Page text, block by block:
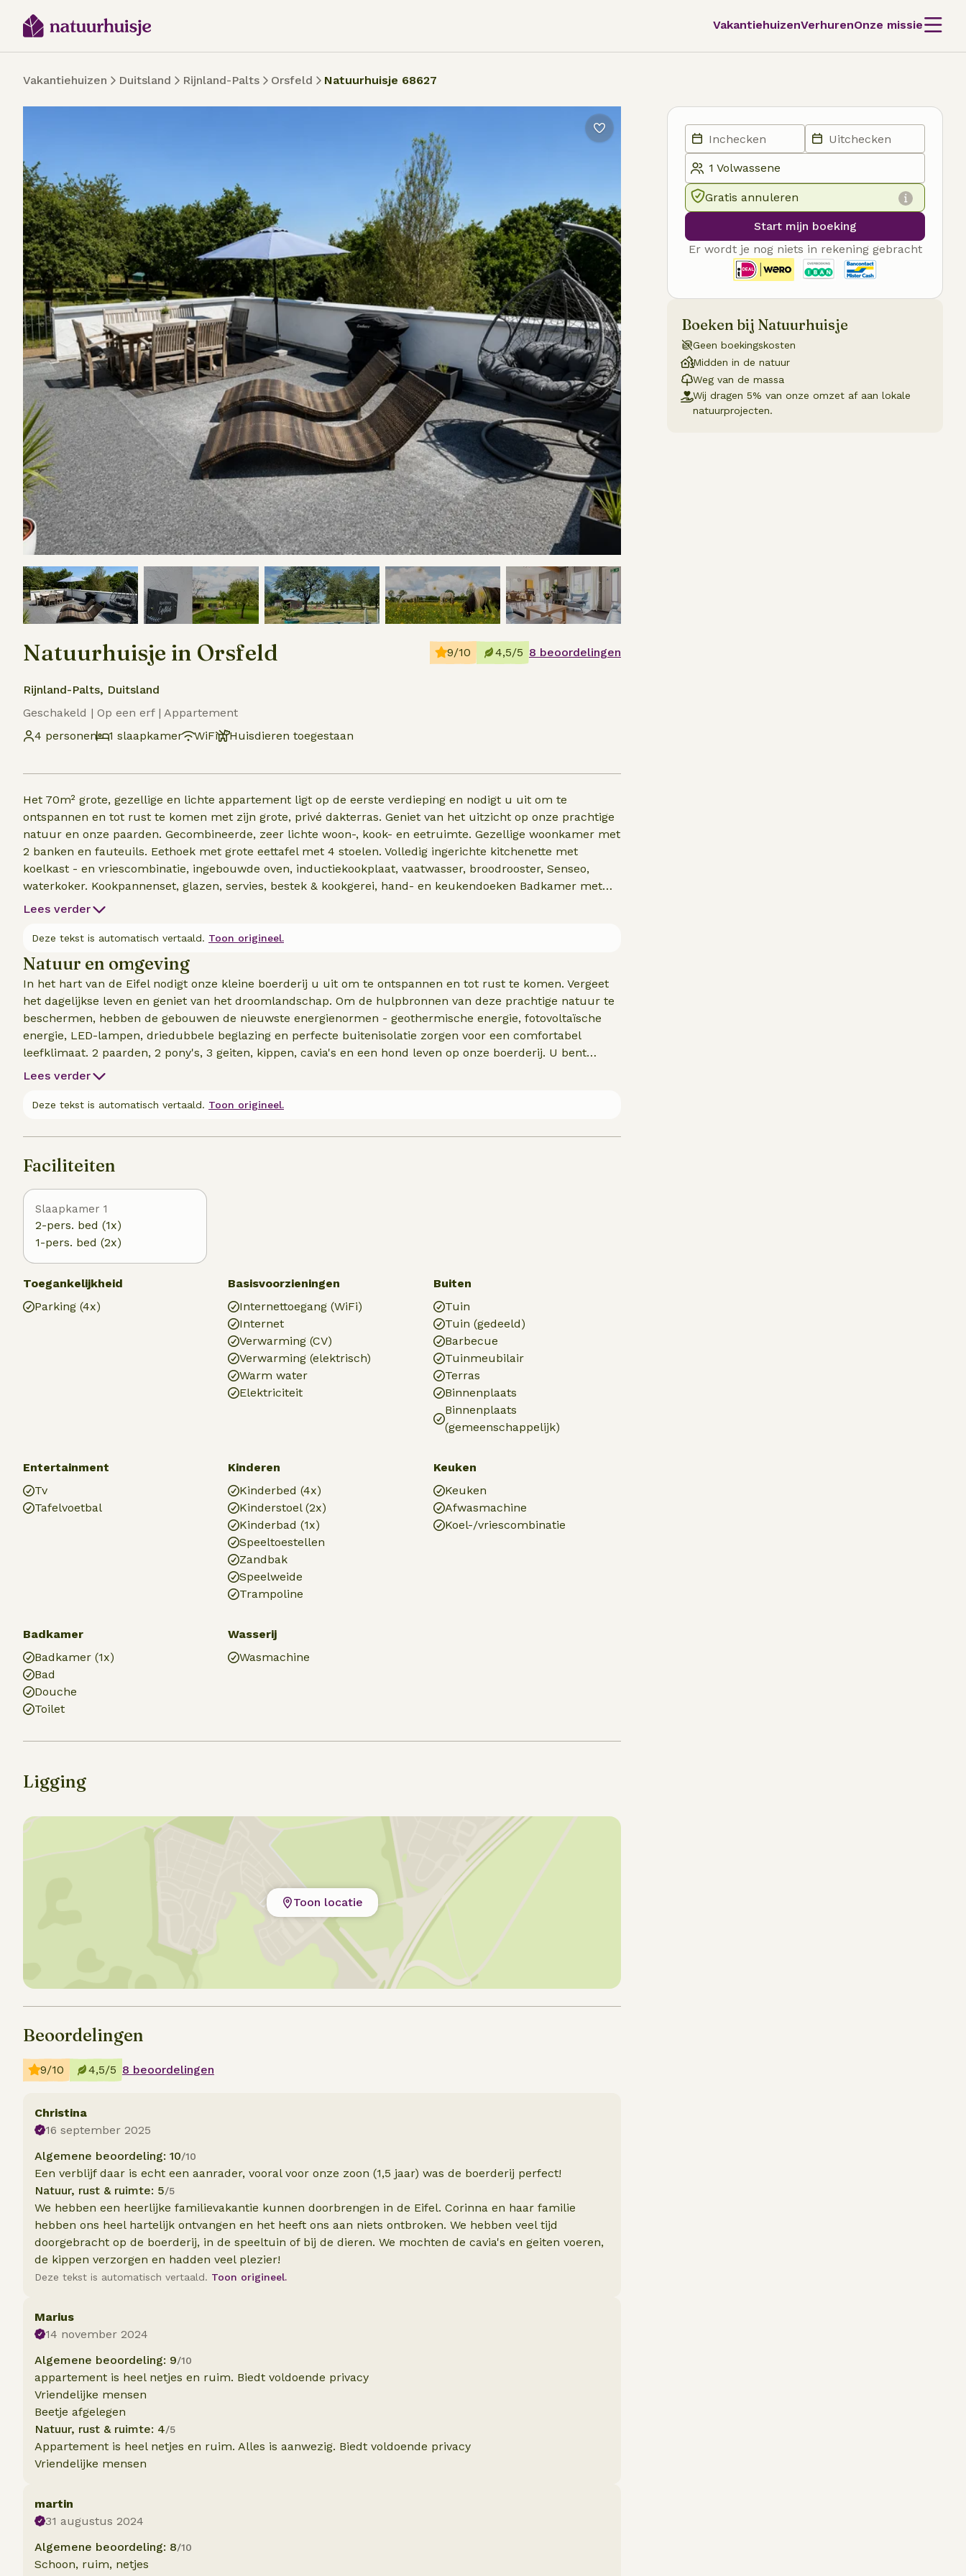
VakantiehuizenVerhurenOnze missie
Vakantiehuizen Duitsland Rijnland-Palts Orsfeld Natuurhuisje 68627
Natuurhuisje in Orsfeld
Rijnland-Palts, Duitsland
Geschakeld | Op een erf | Appartement
4 personen
1 slaapkamer WiFi Huisdieren toegestaan
9/10 4,5/5 8 beoordelingen
Het 70m² grote, gezellige en lichte appartement ligt op de eerste verdieping en nodigt u uit om te
ontspannen en tot rust te komen met zijn grote, privé dakterras. Geniet van het uitzicht op onze prachtige
natuur en onze paarden. Gecombineerde, zeer lichte woon-, kook- en eetruimte. Gezellige woonkamer met
2 banken en fauteuils. Eethoek met grote eettafel met 4 stoelen. Volledig ingerichte kitchenette met
koelkast - en vriescombinatie, ingebouwde oven, inductiekookplaat, vaatwasser, broodrooster, Senseo,
waterkoker. Kookpannenset, glazen, servies, bestek & kookgerei, hand- en keukendoeken Badkamer met
wasmachine (2€), inloopregendouche, handdouche, hoekbad, design wastafel met 3D spiegel, haardroger.
(0.90m×2.00m) met nachtkastjes, kledingkast met kleerhangers.
Lees verder
Deze tekst is automatisch vertaald. Toon origineel.
Natuur en omgeving
In het hart van de Eifel nodigt onze kleine boerderij u uit om te ontspannen en tot rust te komen. Vergeet
het dagelijkse leven en geniet van het droomlandschap. Om de hulpbronnen van deze prachtige natuur te
beschermen, hebben de gebouwen de nieuwste energienormen - geothermische energie, fotovoltaïsche
energie, LED-lampen, driedubbele beglazing en perfecte buitenisolatie zorgen voor een comfortabel
leefklimaat. 2 paarden, 2 pony's, 3 geiten, kippen, cavia's en een hond leven op onze boerderij. U bent
welkom om ons te helpen de dieren te verzorgen. Op ons ruime terrein is genoeg ruimte om te ravotten en
Lees verder
Deze tekst is automatisch vertaald. Toon origineel.
Faciliteiten
Slaapkamer 1
2-pers. bed (1x)
1-pers. bed (2x)
Toegankelijkheid
Parking (4x)
Basisvoorzieningen
Internettoegang (WiFi)
Internet
Verwarming (CV)
Verwarming (elektrisch)
Warm water
Elektriciteit
Buiten
Tuin
Tuin (gedeeld)
Barbecue
Tuinmeubilair
Terras
Binnenplaats
Binnenplaats
(gemeenschappelijk)
Entertainment
Tv
Tafelvoetbal
Kinderen
Kinderbed (4x)
Kinderstoel (2x)
Kinderbad (1x)
Speeltoestellen
Zandbak
Speelweide
Trampoline
Keuken
Keuken
Afwasmachine
Koel-/vriescombinatie
Badkamer
Badkamer (1x)
Bad
Douche
Toilet
Wasserij
Wasmachine
Ligging
Toon locatie
Beoordelingen
9/10 4,5/5 8 beoordelingen
Christina
16 september 2025
Algemene beoordeling: 10/10
Een verblijf daar is echt een aanrader, vooral voor onze zoon (1,5 jaar) was de boerderij perfect!
Natuur, rust & ruimte: 5/5
We hebben een heerlijke familievakantie kunnen doorbrengen in de Eifel. Corinna en haar familie
hebben ons heel hartelijk ontvangen en het heeft ons aan niets ontbroken. We hebben veel tijd
doorgebracht op de boerderij, in de speeltuin of bij de dieren. We mochten de cavia's en geiten voeren,
de kippen verzorgen en hadden veel plezier!
Deze tekst is automatisch vertaald. Toon origineel.
Marius
14 november 2024
Algemene beoordeling: 9/10
appartement is heel netjes en ruim. Biedt voldoende privacy
Vriendelijke mensen
Beetje afgelegen
Natuur, rust & ruimte: 4/5
Appartement is heel netjes en ruim. Alles is aanwezig. Biedt voldoende privacy
Vriendelijke mensen
martin
31 augustus 2024
Algemene beoordeling: 8/10
Schoon, ruim, netjes
Gratis annuleren
Start mijn boeking
Er wordt je nog niets in rekening gebracht
Boeken bij Natuurhuisje
Geen boekingskosten
Midden in de natuur
Weg van de massa
Wij dragen 5% van onze omzet af aan lokale
natuurprojecten.